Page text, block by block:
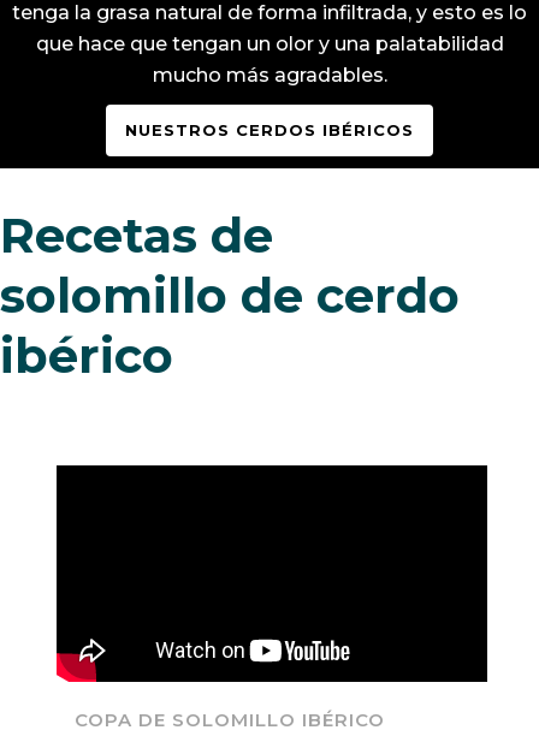
tenga la grasa natural de forma infiltrada, y esto es lo
que hace que tengan un olor y una palatabilidad
mucho más agradables.
NUESTROS CERDOS IBÉRICOS
Recetas de
solomillo de cerdo
ibérico
COPA DE SOLOMILLO IBÉRICO